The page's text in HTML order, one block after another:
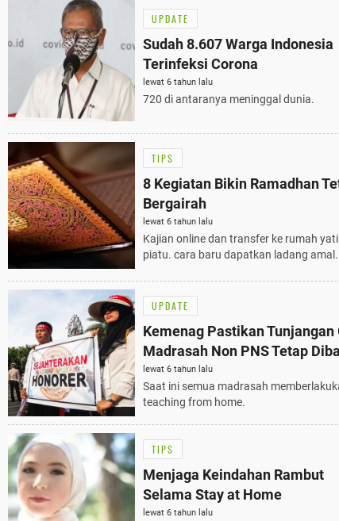
UPDATE
Sudah 8.607 Warga Indonesia
Terinfeksi Corona
lewat 6 tahun lalu
720 di antaranya meninggal dunia.
TIPS
8 Kegiatan Bikin Ramadhan
Bergairah
lewat 6 tahun lalu
Kajian online dan transfer ke rumah
piatu. cara baru dapatkan ladang amal.
UPDATE
Kemenag Pastikan Tunjangan
Madrasah Non PNS Tetap
lewat 6 tahun lalu
Saat ini semua madrasah
teaching from home.
TIPS
Menjaga Keindahan Rambut
Selama Stay at Home
lewat 6 tahun lalu